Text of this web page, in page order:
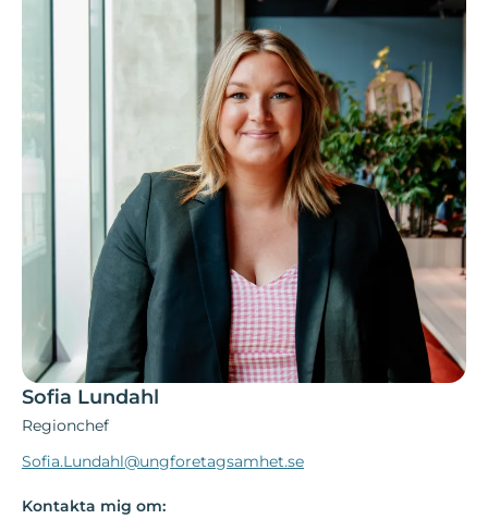
Sofia Lundahl
Regionchef
Sofia.Lundahl@ungforetagsamhet.se
Kontakta mig om: